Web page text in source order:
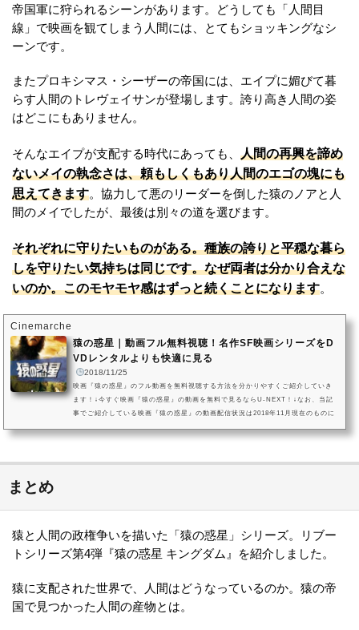
帝国軍に狩られるシーンがあります。どうしても「人間目
線」で映画を観てしまう人間には、とてもショッキングなシ
ーンです。
またプロキシマス・シーザーの帝国には、エイプに媚びて暮
らす人間のトレヴェイサンが登場します。誇り高き人間の姿
はどこにもありません。
そんなエイプが支配する時代にあっても、 人間の再興を諦め
ないメイの執念さは、頼もしくもあり人間のエゴの塊にも
思えてきます。協力して悪のリーダーを倒した猿のノアと人
間のメイでしたが、最後は別々の道を選びます。
それぞれに守りたいものがある。種族の誇りと平穏な暮ら
しを守りたい気持ちは同じです。なぜ両者は分かり合えな
いのか。このモヤモヤ感はずっと続くことになります。
Cinemarche
猿の惑星｜動画フル無料視聴！名作SF映画シリーズをD
VDレンタルよりも快適に見る
2018/11/25
映画『猿の惑星』のフル動画を無料視聴する方法を分かりやすくご紹介していき
ます！↓今すぐ映画『猿の惑星』の動画を無料で見るならU-NEXT！↓なお、当記
事でご紹介している映画『猿の惑星』の動画配信状況は2018年11月現在のものに
まとめ
猿と人間の政権争いを描いた「猿の惑星」シリーズ。リブー
トシリーズ第4弾『猿の惑星 キングダム』を紹介しました。
猿に支配された世界で、人間はどうなっているのか。猿の帝
国で見つかった人間の産物とは。